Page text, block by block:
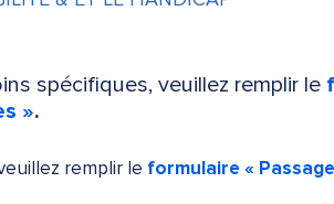
spécifiques, veuillez remplir le
».
remplir le formulaire «